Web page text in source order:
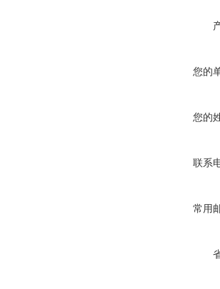
您的
您的
联系
常用